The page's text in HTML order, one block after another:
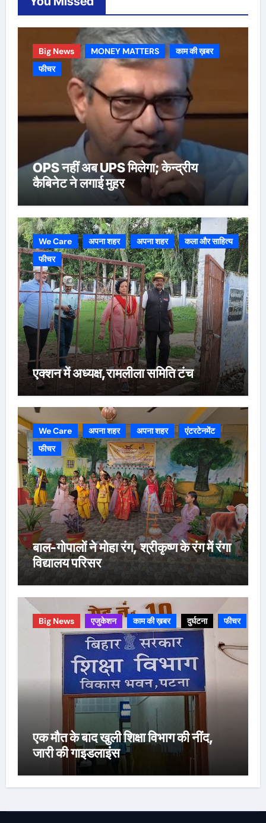
Big News MONEY MATTERS
काम की ख़बर
फीचर
OPS नहीं अब UPS मिलेगा; केन्द्रीय
कैबिनेट ने लगाई मुहर
We Care अपना शहर अपना शहर
कला और साहित्य
फीचर
एक्शन में अध्यक्ष,रामलीला समिति टंच
We Care अपना शहर अपना शहर
एंटरटेनमेंट
फीचर
बाल-गोपालों ने मोहा रंग, श्रीकृष्ण के रंग में रंगा
विद्यालय परिसर
Big News एजुकेशन काम की ख़बर दुर्घटना फीचर
एक मौत के बाद खुली शिक्षा विभाग की नींद,
जारी की गाइडलाइंस